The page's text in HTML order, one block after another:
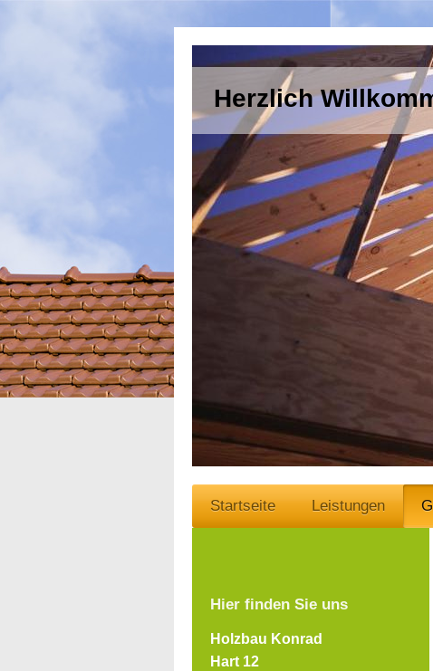
Herzlich
Startseite Leistungen
Hier finden Sie uns
Holzbau Konrad
Hart 12